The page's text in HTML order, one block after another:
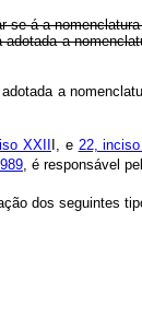
se-á a
a
adotada a
XXII I, e 22,
, é responsável
dos seguintes